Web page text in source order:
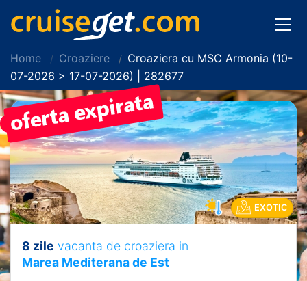
Home Croaziere
Croaziera cu MSC Armonia (10-
07-2026 > 17-07-2026) | 282677
PRET REDUS!
EXOTIC
8 zile vacanta de croaziera in
Marea Mediterana de Est